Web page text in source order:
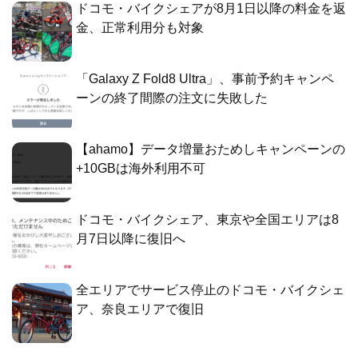
ドコモ・バイクシェアが8月1日以降の料金を返
金、正常利用分も対象
「Galaxy Z Fold8 Ultra」、事前予約キャンペ
ーンの終了間際の注文に失敗した
【ahamo】データ増量おためしキャンペーンの
+10GBは海外利用不可
ドコモ・バイクシェア、東京や全国エリアは8
月7日以降に復旧へ
全エリアでサービス停止のドコモ・バイクシェ
ア、奈良エリアで復旧